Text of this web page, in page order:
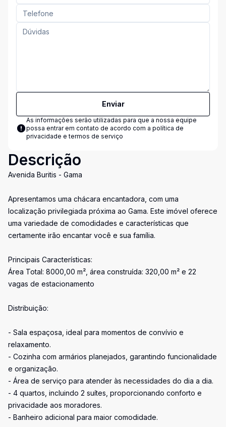
Enviar
As informações serão utilizadas para que a nossa equipe
possa entrar em contato de acordo com a política de
privacidade e termos de serviço
Descrição
Avenida Buritis - Gama
Apresentamos uma chácara encantadora, com uma
localização privilegiada próxima ao Gama. Este imóvel oferece
uma variedade de comodidades e características que
certamente irão encantar você e sua família.
Principais Características:
Área Total: 8000,00 m², área construída: 320,00 m² e 22
vagas de estacionamento
Distribuição:
- Sala espaçosa, ideal para momentos de convívio e
relaxamento.
- Cozinha com armários planejados, garantindo funcionalidade
e organização.
- Área de serviço para atender às necessidades do dia a dia.
- 4 quartos, incluindo 2 suítes, proporcionando conforto e
privacidade aos moradores.
- Banheiro adicional para maior comodidade.